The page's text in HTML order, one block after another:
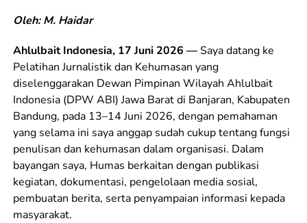
Oleh: M. Haidar
Ahlulbait Indonesia, 17 Juni 2026 —Saya datang ke
Pelatihan Jurnalistik dan Kehumasan yang
diselenggarakan Dewan Pimpinan Wilayah Ahlulbait
Indonesia (DPW ABI) Jawa Barat di Banjaran, Kabupaten
Bandung, pada 13–14 Juni 2026, dengan pemahaman
yang selama ini saya anggap sudah cukup tentang fungsi
penulisan dan kehumasan dalam organisasi. Dalam
bayangan saya, Humas berkaitan dengan publikasi
kegiatan, dokumentasi, pengelolaan media sosial,
pembuatan berita, serta penyampaian informasi kepada
masyarakat.